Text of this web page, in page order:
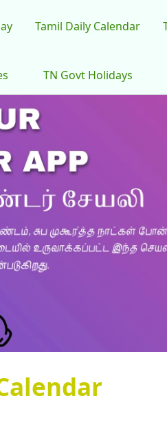
Tamil Daily Calendar
TN Govt Holidays